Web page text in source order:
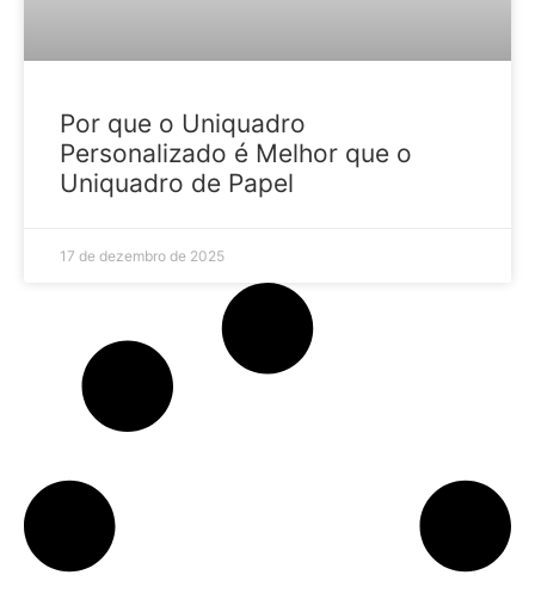
Por que o Uniquadro
Personalizado é Melhor que o
Uniquadro de Papel
17 de dezembro de 2025